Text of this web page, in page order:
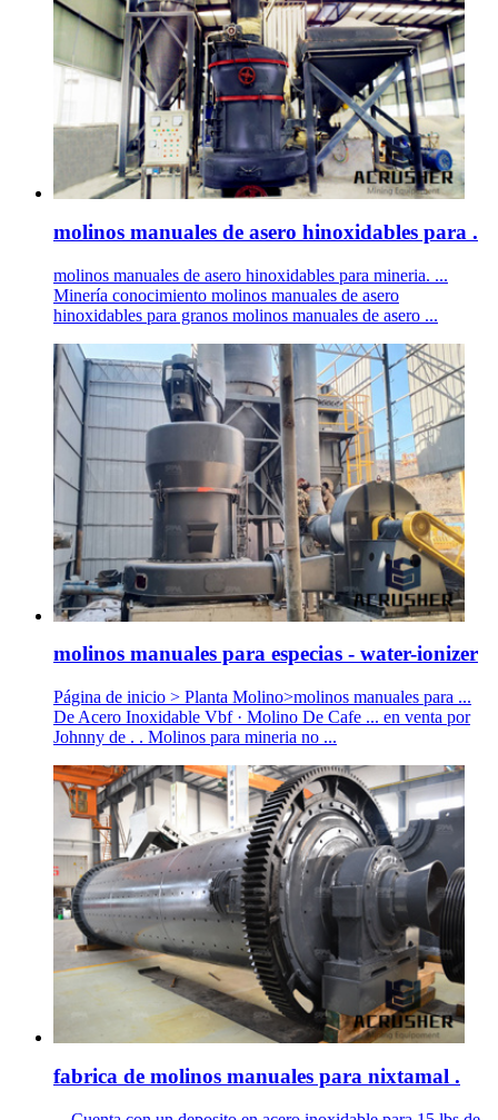
molinos manuales de asero hinoxidables para .
molinos manuales de asero hinoxidables para mineria. ...
Minería conocimiento molinos manuales de asero
hinoxidables para granos molinos manuales de asero ...
molinos manuales para especias - water-ionizer
Página de inicio > Planta Molino>molinos manuales para ...
De Acero Inoxidable Vbf · Molino De Cafe ... en venta por
Johnny de . . Molinos para mineria no ...
fabrica de molinos manuales para nixtamal .